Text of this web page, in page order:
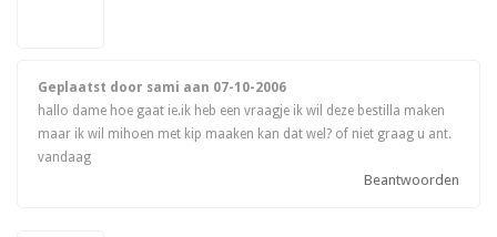
Geplaatst door sami aan 07-10-2006
hallo dame hoe gaat ie.ik heb een vraagje ik wil deze bestilla maken
maar ik wil mihoen met kip maaken kan dat wel? of niet graag u ant.
vandaag
Beantwoorden